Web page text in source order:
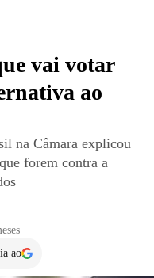
vai votar
ao
na Câmara explicou
forem contra a
ao